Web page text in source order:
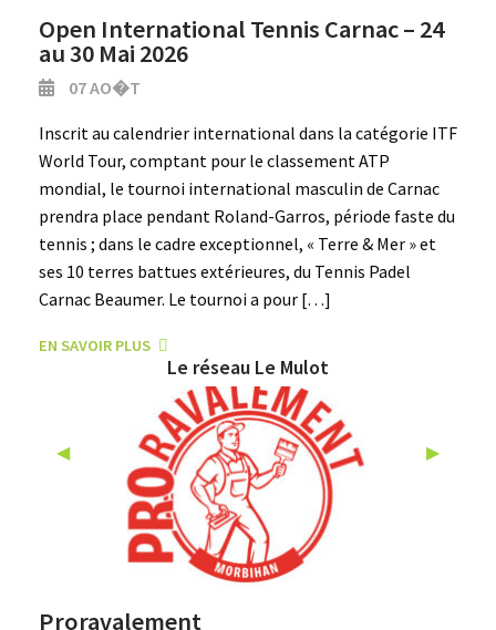
Open International Tennis Carnac – 24
au 30 Mai 2026
07 AO�T
Inscrit au calendrier international dans la catégorie ITF
World Tour, comptant pour le classement ATP
mondial, le tournoi international masculin de Carnac
prendra place pendant Roland-Garros, période faste du
tennis ; dans le cadre exceptionnel, « Terre & Mer » et
ses 10 terres battues extérieures, du Tennis Padel
Carnac Beaumer. Le tournoi a pour […]
EN SAVOIR PLUS
Le réseau Le Mulot
Previous Slide
◀︎ Next
▶︎
Proravalement